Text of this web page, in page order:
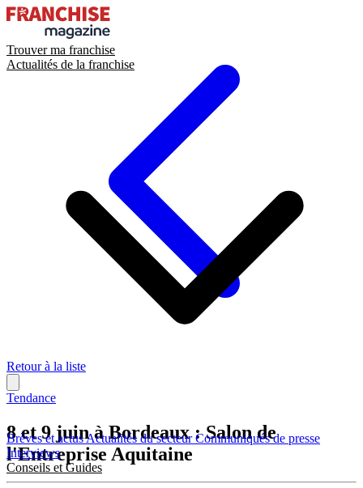
Trouver ma franchise
Actualités de la franchise
Brèves et actusActualités du secteurCommuniqués de presse
Interviews
Conseils et Guides
Retour à la liste
Tendance
8 et 9 juin à Bordeaux : Salon de
l'Entreprise Aquitaine